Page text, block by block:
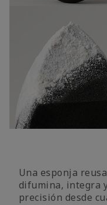
Una esponja
difumina, integra
precisión desde